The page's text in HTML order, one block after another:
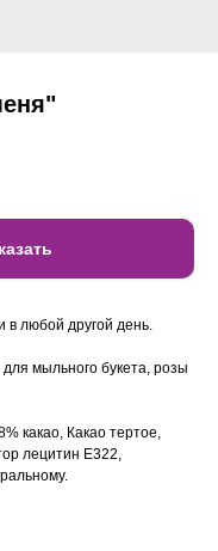
в любой другой день.
мыльного букета, розы
какао, Какао тертое,
лецитин Е322,